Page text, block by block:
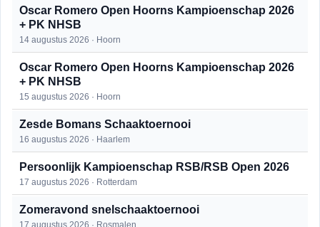
Oscar Romero Open Hoorns Kampioenschap 2026
+ PK NHSB
14 augustus 2026 · Hoorn
Oscar Romero Open Hoorns Kampioenschap 2026
+ PK NHSB
15 augustus 2026 · Hoorn
Zesde Bomans Schaaktoernooi
16 augustus 2026 · Haarlem
Persoonlijk Kampioenschap RSB/RSB Open 2026
17 augustus 2026 · Rotterdam
Zomeravond snelschaaktoernooi
17 augustus 2026 · Rosmalen